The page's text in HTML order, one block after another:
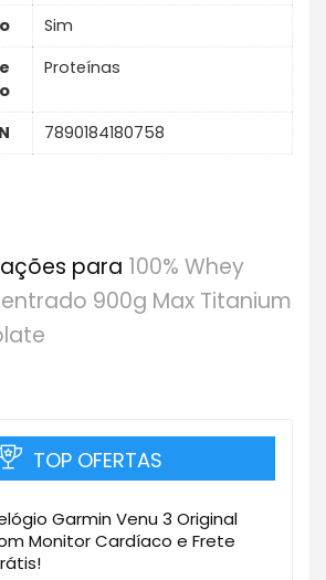
Sim
Proteínas
7890184180758
para 100% Whey
900g Max Titanium
TOP OFERTAS
Garmin Venu 3 Original
Monitor Cardíaco e Frete